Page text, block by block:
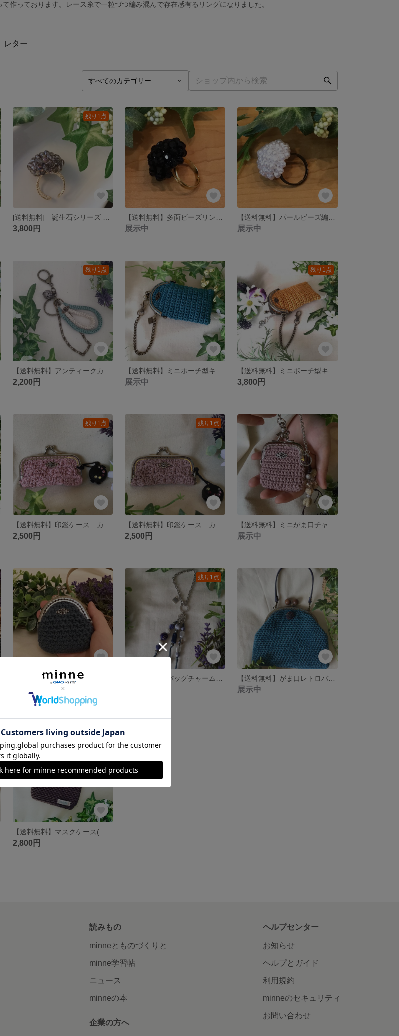
作っております。レース糸で一粒づつ編み混んで存在感有るリングになりました。
レター
残り1点
3,800円 展示中 展示中
残り1点
2,200円 展示中
残り1点
3,800円
残り1点
2,500円
残り1点
2,500円 展示中
残り1点
展示中
残り1点
2,800円
読みもの
minneとものづくりと
minne学習帖
ニュース
minneの本
企業の方へ
ヘルプセンター
お知らせ
ヘルプとガイド
利用規約
minneのセキュリティ
お問い合わせ